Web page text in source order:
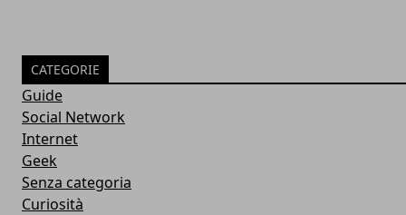
CATEGORIE
Guide
Social Network
Internet
Geek
Senza categoria
Curiosità